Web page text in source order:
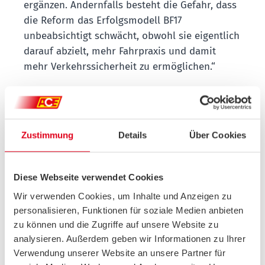
Zustimmung Details Über Cookies
Diese Webseite verwendet Cookies
Wir verwenden Cookies, um Inhalte und Anzeigen zu
personalisieren, Funktionen für soziale Medien anbieten
zu können und die Zugriffe auf unsere Website zu
analysieren. Außerdem geben wir Informationen zu Ihrer
Verwendung unserer Website an unsere Partner für
ergänzen. Andernfalls besteht die Gefahr, dass
die Reform das Erfolgsmodell BF17
unbeabsichtigt schwächt, obwohl sie eigentlich
darauf abzielt, mehr Fahrpraxis und damit
mehr Verkehrssicherheit zu ermöglichen.“
Theorieprüfung bereits mit
16,5 Jahren
Der ACE fordert daher: Damit BF17 als
Fahrpraxiserwerb unter Anleitung beginnen
können. Dafür sollte die Theorieprüfung für
BF17-Teilnehmende wie auch vom Deutschen
Verkehrssicherheitsrat (DVR) gefordert, schon
sechs Monate vor dem Mindestalter, also mit